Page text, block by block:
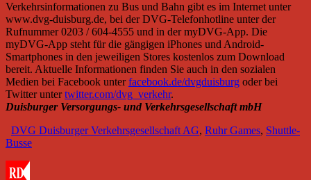
Verkehrsinformationen zu Bus und Bahn gibt es im Internet unter
www.dvg-duisburg.de, bei der DVG-Telefonhotline unter der
Rufnummer 0203 / 604-4555 und in der myDVG-App. Die
myDVG-App steht für die gängigen iPhones und Android-
Smartphones in den jeweiligen Stores kostenlos zum Download
bereit. Aktuelle Informationen finden Sie auch in den sozialen
Medien bei Facebook unterfacebook.de/dvgduisburg oder bei
Twitter untertwitter.com/dvg_verkehr.
Duisburger Versorgungs- und Verkehrsgesellschaft mbH
DVG Duisburger Verkehrsgesellschaft AG, Ruhr Games, Shuttle-
Busse